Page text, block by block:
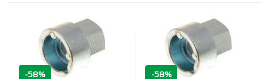
-58% -58%